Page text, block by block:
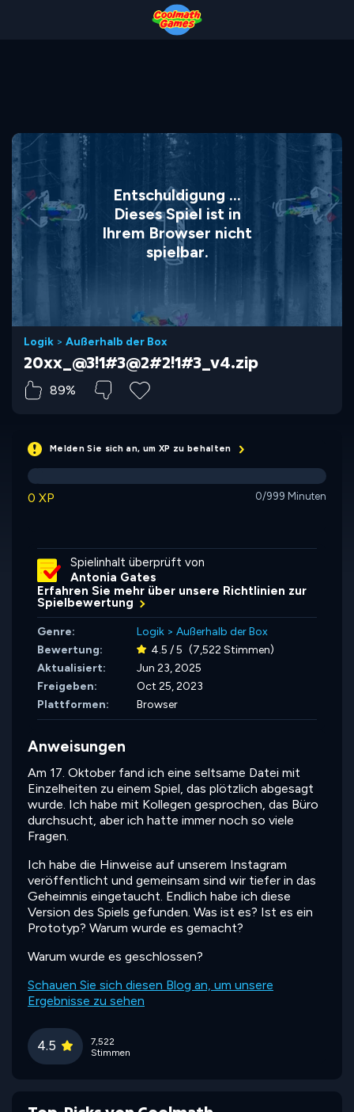
Entschuldigung ...
Dieses Spiel ist in
Ihrem Browser nicht
spielbar.
Logik > Außerhalb der Box
20xx_@3!1#3@2#2!1#3_v4.zip
89%
Melden Sie sich an, um XP zu behalten
0 XP 0/999 Minuten
Spielinhalt überprüft von
Antonia Gates
Erfahren Sie mehr über unsere Richtlinien zur
Spielbewertung
Genre: Logik > Außerhalb der Box
Bewertung:
4.5 / 5 (7,522 Stimmen)
Aktualisiert:
Jun 23, 2025
Freigeben:
Oct 25, 2023
Plattformen:
Browser
Anweisungen
Am 17. Oktober fand ich eine seltsame Datei mit
Einzelheiten zu einem Spiel, das plötzlich abgesagt
wurde. Ich habe mit Kollegen gesprochen, das Büro
durchsucht, aber ich hatte immer noch so viele
Fragen.
Ich habe die Hinweise auf unserem Instagram
veröffentlicht und gemeinsam sind wir tiefer in das
Geheimnis eingetaucht. Endlich habe ich diese
Version des Spiels gefunden. Was ist es? Ist es ein
Prototyp? Warum wurde es gemacht?
Warum wurde es geschlossen?
Schauen Sie sich diesen Blog an, um unsere
Ergebnisse zu sehen
4.5
7,522
Stimmen